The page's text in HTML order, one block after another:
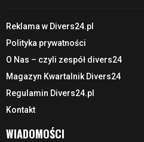
Reklama w Divers24.pl
Polityka prywatności
O Nas – czyli zespół divers24
Magazyn Kwartalnik Divers24
Regulamin Divers24.pl
Kontakt
WIADOMOŚCI